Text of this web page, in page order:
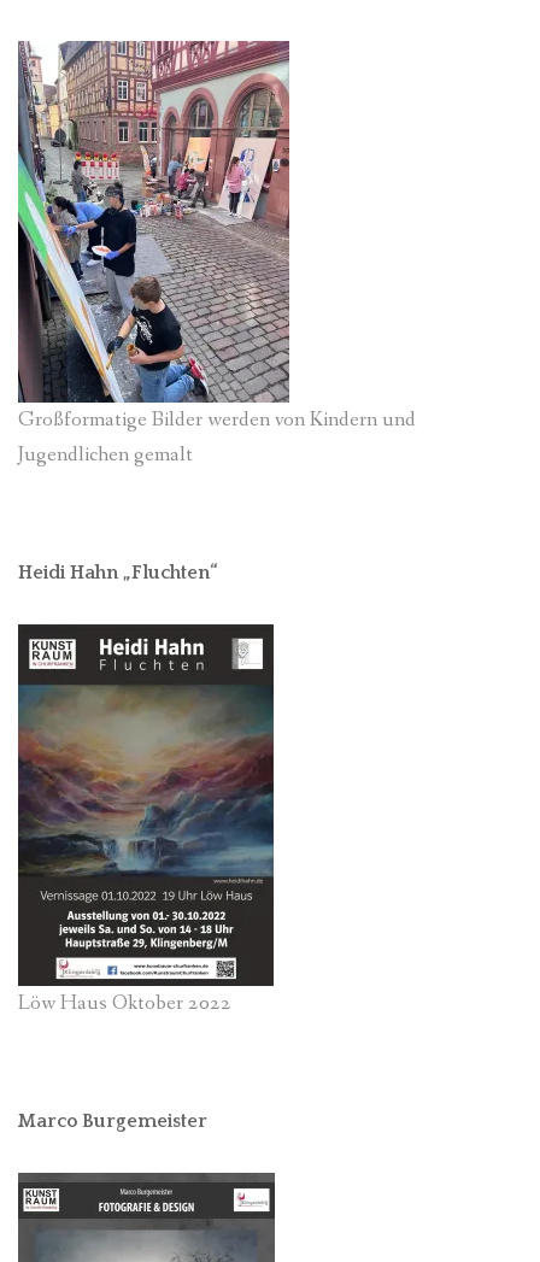
Großformatige Bilder werden von Kindern und
Jugendlichen gemalt
Heidi Hahn „Fluchten“
Löw Haus Oktober 2022
Marco Burgemeister